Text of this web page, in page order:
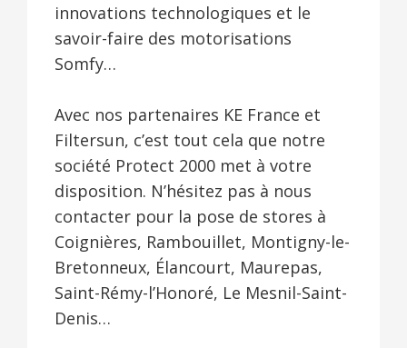
innovations technologiques et le
savoir-faire des motorisations
Somfy…
Avec nos partenaires KE France et
Filtersun, c’est tout cela que notre
société Protect 2000 met à votre
disposition. N’hésitez pas à nous
contacter pour la pose de stores à
Coignières, Rambouillet, Montigny-le-
Bretonneux, Élancourt, Maurepas,
Saint-Rémy-l’Honoré, Le Mesnil-Saint-
Denis…